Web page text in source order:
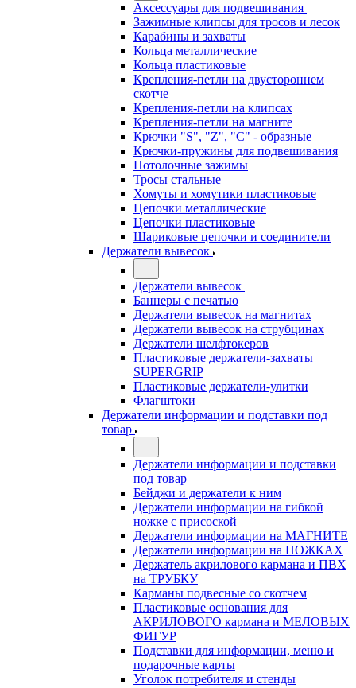
Аксессуары для подвешивания
Зажимные клипсы для тросов и лесок
Карабины и захваты
Кольца металлические
Кольца пластиковые
Крепления-петли на двустороннем
скотче
Крепления-петли на клипсах
Крепления-петли на магните
Крючки "S", "Z", "C" - образные
Крючки-пружины для подвешивания
Потолочные зажимы
Тросы стальные
Хомуты и хомутики пластиковые
Цепочки металлические
Цепочки пластиковые
Шариковые цепочки и соединители
Держатели вывесок
Держатели вывесок
Баннеры с печатью
Держатели вывесок на магнитах
Держатели вывесок на струбцинах
Держатели шелфтокеров
Пластиковые держатели-захваты
SUPERGRIP
Пластиковые держатели-улитки
Флагштоки
Держатели информации и подставки под
товар
Держатели информации и подставки
под товар
Бейджи и держатели к ним
Держатели информации на гибкой
ножке с присоской
Держатели информации на МАГНИТЕ
Держатели информации на НОЖКАХ
Держатель акрилового кармана и ПВХ
на ТРУБКУ
Карманы подвесные со скотчем
Пластиковые основания для
АКРИЛОВОГО кармана и МЕЛОВЫХ
ФИГУР
Подставки для информации, меню и
подарочные карты
Уголок потребителя и стенды